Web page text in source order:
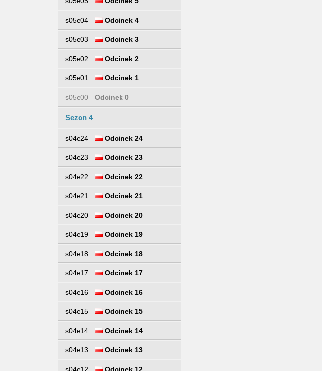
s05e04 Odcinek 4
s05e03 Odcinek 3
s05e02 Odcinek 2
s05e01 Odcinek 1
s05e00 Odcinek 0
Sezon 4
s04e24 Odcinek 24
s04e23 Odcinek 23
s04e22 Odcinek 22
s04e21 Odcinek 21
s04e20 Odcinek 20
s04e19 Odcinek 19
s04e18 Odcinek 18
s04e17 Odcinek 17
s04e16 Odcinek 16
s04e15 Odcinek 15
s04e14 Odcinek 14
s04e13 Odcinek 13
s04e12 Odcinek 12